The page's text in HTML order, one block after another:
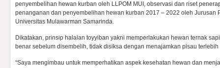
penyembelihan hewan kurban oleh LLPOM MUI, observasi dan riset
penanganan dan penyembelihan hewan kurban 2017 – 2022 oleh Jurusan
Universitas Mulawarman Samarinda.
Dikatakan, prinsip halalan toyyiban yakni memperlakukan hewan ternak
benar sebelum disembelih, tidak disiksa dengan menajamkan pisau terlebih
“Saya mengimbau untuk memperhatikan aspek kesehatan hewan dan